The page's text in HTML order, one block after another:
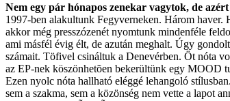
Nem egy pár hónapos zenekar vagytok, de
1997-ben alakultunk Fegyverneken. Három haver.
akkor még presszózenét nyomtunk mindenféle
ami másfél évig élt, de azután meghalt. Úgy
számait. Töfivel csináltuk a Denevérben. Öt nóta
az EP-nek köszönhetõen bekerültünk egy MOOD
Ezen nyolc nóta hallható eléggé lehangoló
sem a szakma, sem a közönség nem vette a lapot